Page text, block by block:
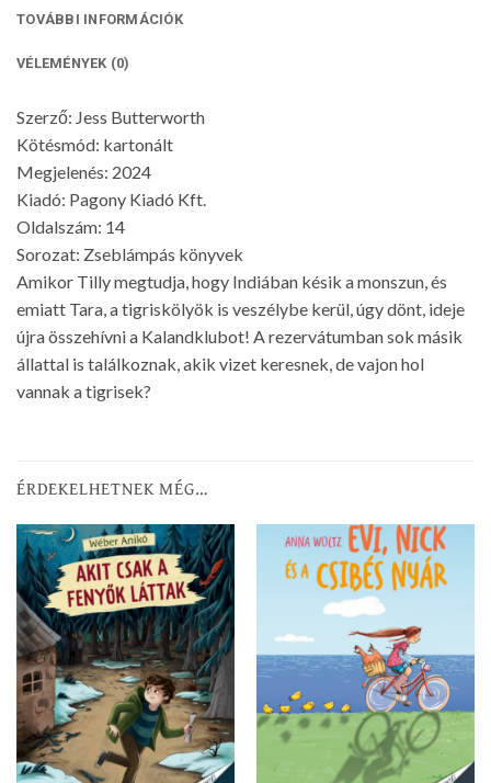
TOVÁBBI INFORMÁCIÓK
VÉLEMÉNYEK (0)
Szerző: Jess Butterworth
Kötésmód: kartonált
Megjelenés: 2024
Kiadó: Pagony Kiadó Kft.
Oldalszám: 14
Sorozat: Zseblámpás könyvek
Amikor Tilly megtudja, hogy Indiában késik a monszun, és
emiatt Tara, a tigriskölyök is veszélybe kerül, úgy dönt, ideje
újra összehívni a Kalandklubot! A rezervátumban sok másik
állattal is találkoznak, akik vizet keresnek, de vajon hol
vannak a tigrisek?
ÉRDEKELHETNEK MÉG…